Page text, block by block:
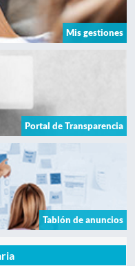
Mis gestiones
Portal de Transparencia
Tablón de anuncios